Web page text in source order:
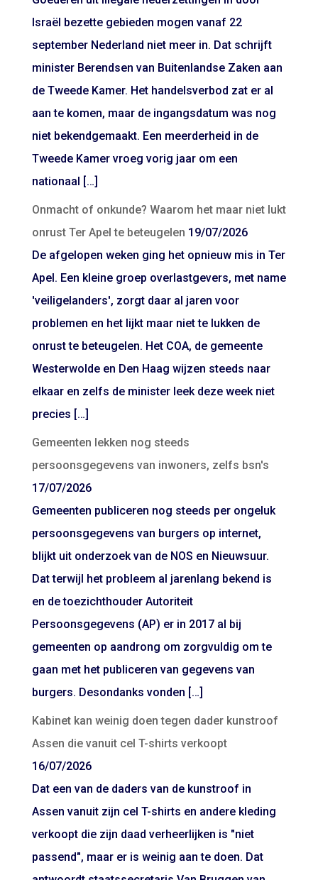
Israël bezette gebieden mogen vanaf 22
september Nederland niet meer in. Dat schrijft
minister Berendsen van Buitenlandse Zaken aan
de Tweede Kamer. Het handelsverbod zat er al
aan te komen, maar de ingangsdatum was nog
niet bekendgemaakt. Een meerderheid in de
Tweede Kamer vroeg vorig jaar om een
nationaal […]
Onmacht of onkunde? Waarom het maar niet lukt
onrust Ter Apel te beteugelen 19/07/2026
De afgelopen weken ging het opnieuw mis in Ter
Apel. Een kleine groep overlastgevers, met name
'veiligelanders', zorgt daar al jaren voor
problemen en het lijkt maar niet te lukken de
onrust te beteugelen. Het COA, de gemeente
Westerwolde en Den Haag wijzen steeds naar
elkaar en zelfs de minister leek deze week niet
precies […]
Gemeenten lekken nog steeds
persoonsgegevens van inwoners, zelfs bsn's
17/07/2026
Gemeenten publiceren nog steeds per ongeluk
persoonsgegevens van burgers op internet,
blijkt uit onderzoek van de NOS en Nieuwsuur.
Dat terwijl het probleem al jarenlang bekend is
en de toezichthouder Autoriteit
Persoonsgegevens (AP) er in 2017 al bij
gemeenten op aandrong om zorgvuldig om te
gaan met het publiceren van gegevens van
burgers. Desondanks vonden […]
Kabinet kan weinig doen tegen dader kunstroof
Assen die vanuit cel T-shirts verkoopt
16/07/2026
Dat een van de daders van de kunstroof in
Assen vanuit zijn cel T-shirts en andere kleding
verkoopt die zijn daad verheerlijken is "niet
passend", maar er is weinig aan te doen. Dat